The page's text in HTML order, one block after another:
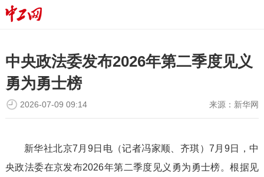
中央政法委发布2026年第二季度见义
勇为勇士榜
来源： 新华网
2026-07-09 09:14
新华社北京7月9日电（记者冯家顺、齐琪）7月9日，中
央政法委在京发布2026年第二季度见义勇为勇士榜。根据见